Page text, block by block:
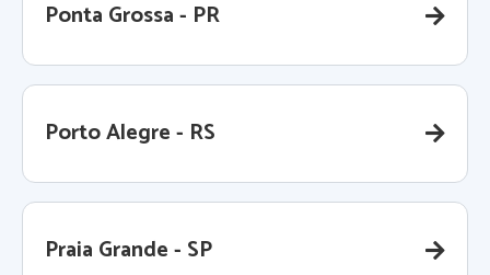
Ponta Grossa - PR
Porto Alegre - RS
Praia Grande - SP